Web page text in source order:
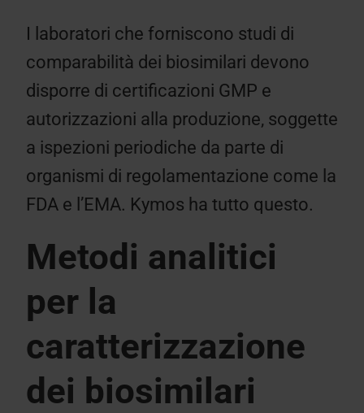
I laboratori che forniscono studi di
comparabilità dei biosimilari devono
disporre di certificazioni GMP e
autorizzazioni alla produzione, soggette
a ispezioni periodiche da parte di
organismi di regolamentazione come la
FDA e l’EMA. Kymos ha tutto questo.
Metodi analitici
per la
caratterizzazione
dei biosimilari